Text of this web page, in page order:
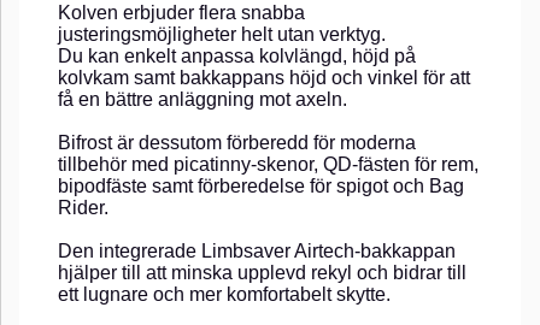
Kolven erbjuder flera snabba
justeringsmöjligheter helt utan verktyg.
Du kan enkelt anpassa kolvlängd, höjd på
kolvkam samt bakkappans höjd och vinkel för att
få en bättre anläggning mot axeln.
Bifrost är dessutom förberedd för moderna
tillbehör med picatinny-skenor, QD-fästen för rem,
bipodfäste samt förberedelse för spigot och Bag
Rider.
Den integrerade Limbsaver Airtech-bakkappan
hjälper till att minska upplevd rekyl och bidrar till
ett lugnare och mer komfortabelt skytte.